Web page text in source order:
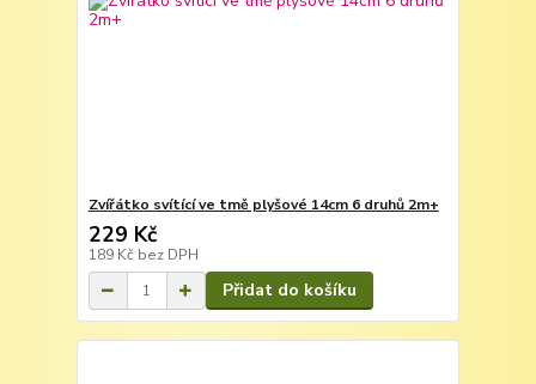
Zvířátko svítící ve tmě plyšové 14cm 6 druhů 2m+
229 Kč
189 Kč bez DPH
Přidat do košíku